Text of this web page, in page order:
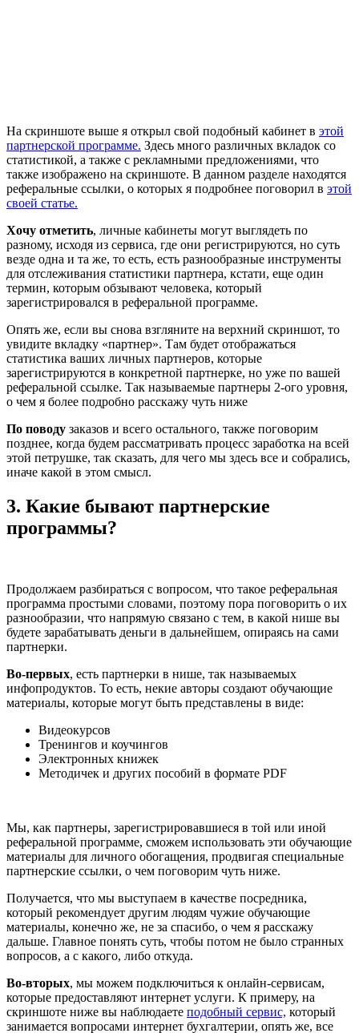
На скриншоте выше я открыл свой подобный кабинет в этой
партнерской программе. Здесь много различных вкладок со
статистикой, а также с рекламными предложениями, что
также изображено на скриншоте. В данном разделе находятся
реферальные ссылки, о которых я подробнее поговорил в этой
своей статье.
Хочу отметить, личные кабинеты могут выглядеть по
разному, исходя из сервиса, где они регистрируются, но суть
везде одна и та же, то есть, есть разнообразные инструменты
для отслеживания статистики партнера, кстати, еще один
термин, которым обзывают человека, который
зарегистрировался в реферальной программе.
Опять же, если вы снова взгляните на верхний скриншот, то
увидите вкладку «партнер». Там будет отображаться
статистика ваших личных партнеров, которые
зарегистрируются в конкретной партнерке, но уже по вашей
реферальной ссылке. Так называемые партнеры 2-ого уровня,
о чем я более подробно расскажу чуть ниже
По поводу заказов и всего остального, также поговорим
позднее, когда будем рассматривать процесс заработка на всей
этой петрушке, так сказать, для чего мы здесь все и собрались,
иначе какой в этом смысл.
3. Какие бывают партнерские
программы?
Продолжаем разбираться с вопросом, что такое реферальная
программа простыми словами, поэтому пора поговорить о их
разнообразии, что напрямую связано с тем, в какой нише вы
будете зарабатывать деньги в дальнейшем, опираясь на сами
партнерки.
Во-первых, есть партнерки в нише, так называемых
инфопродуктов. То есть, некие авторы создают обучающие
материалы, которые могут быть представлены в виде:
Видеокурсов
Тренингов и коучингов
Электронных книжек
Методичек и других пособий в формате PDF
Мы, как партнеры, зарегистрировавшиеся в той или иной
реферальной программе, сможем использовать эти обучающие
материалы для личного обогащения, продвигая специальные
партнерские ссылки, о чем поговорим чуть ниже.
Получается, что мы выступаем в качестве посредника,
который рекомендует другим людям чужие обучающие
материалы, конечно же, не за спасибо, о чем я расскажу
дальше. Главное понять суть, чтобы потом не было странных
вопросов, а с какого, либо откуда.
Во-вторых, мы можем подключиться к онлайн-сервисам,
которые предоставляют интернет услуги. К примеру, на
скриншоте ниже вы наблюдаете подобный сервис, который
занимается вопросами интернет бухгалтерии, опять же, все